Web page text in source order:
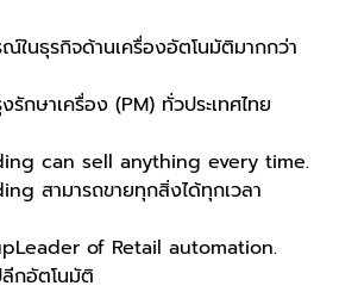
ณ์ในธุรกิจด้านเครื่องอัตโนมัติมากกว่า
รักษาเครื่อง (PM) ทั่วประเทศไทย
can sell anything every time.
สามารถขายทุกสิ่งได้ทุกเวลา
of Retail automation.
กอัตโนมัติ